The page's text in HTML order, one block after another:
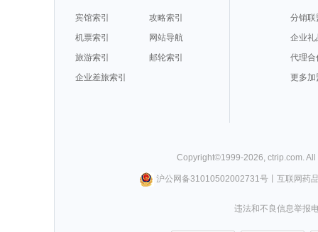
宾馆索引
攻略索引
机票索引
网站导航
旅游索引
邮轮索引
企业差旅索引
分销联
企业礼
代理合
更多加
Copyright©1999-2026, ctrip.com.
沪公网备31010502002731号丨 互联网药
违法和不良信息举报